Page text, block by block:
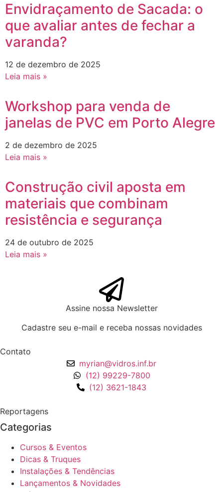
Envidraçamento de Sacada: o
que avaliar antes de fechar a
varanda?
12 de dezembro de 2025
Leia mais »
Workshop para venda de
janelas de PVC em Porto Alegre
2 de dezembro de 2025
Leia mais »
Construção civil aposta em
materiais que combinam
resistência e segurança
24 de outubro de 2025
Leia mais »
Assine nossa Newsletter
Cadastre seu e-mail e receba nossas novidades
Contato
myrian@vidros.inf.br
(12) 99229-7800
(12) 3621-1843
Reportagens
Categorias
Cursos & Eventos
Dicas & Truques
Instalações & Tendências
Lançamentos & Novidades